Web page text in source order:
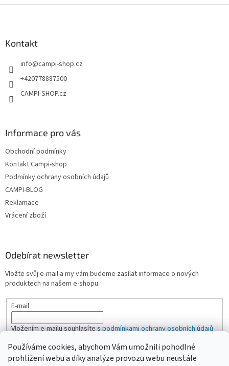
Používáme cookies, abychom Vám umožnili pohodlné
prohlížení webu a díky analýze provozu webu neustále
Kontakt
info@campi-shop.cz
+420778887500
CAMPI-SHOP.cz
Informace pro vás
Obchodní podmínky
Kontakt Campi-shop
Podmínky ochrany osobních údajů
CAMPI-BLOG
Reklamace
Vrácení zboží
Odebírat newsletter
Vložte svůj e-mail a my vám budeme zasílat informace o nových
produktech na našem e-shopu.
E-mail
Vložením e-mailu souhlasíte spodmínkami ochrany osobních údajů
PŘIHLÁSIT SE